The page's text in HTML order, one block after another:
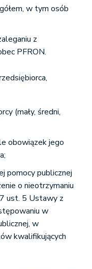
w tym osób
z
PFRON.
(mały, średni,
obowiązek jego
pomocy publicznej
o nieotrzymaniu
ust. 5 Ustawy z
w
w
kwalifikujących